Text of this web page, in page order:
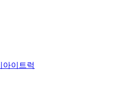
아이트럭